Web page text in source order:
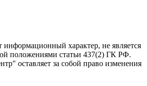
информационный характер, не является
положениями статьи 437(2) ГК РФ.
оставляет за собой право изменения